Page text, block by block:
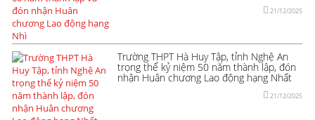
21/12/2025
Trường THPT Hà Huy Tập, tỉnh Nghệ An
trọng thể kỷ niệm 50 năm thành lập, đón
nhận Huân chương Lao động hạng Nhất
21/12/2025